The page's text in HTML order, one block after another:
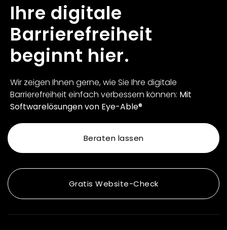
Ihre digitale
Barrierefreiheit
beginnt hier.
Wir zeigen Ihnen gerne, wie Sie Ihre digitale
Barrierefreiheit einfach verbessern können: Mit
Softwarelösungen von Eye-Able®
Beraten lassen
Gratis Website-Check